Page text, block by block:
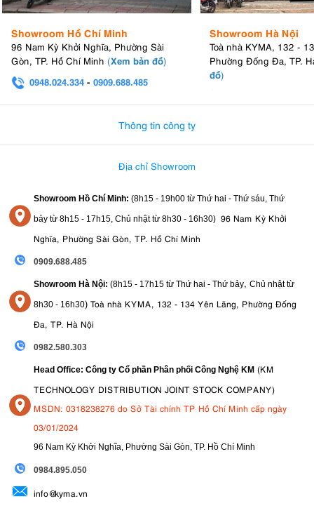
Showroom Hồ Chí Minh
96 Nam Kỳ Khởi Nghĩa, Phường Sài
Gòn, TP. Hồ Chí Minh (Xem bản đồ)
0948.024.334 - 0909.688.485
Showroom Hà Nội
Toà nhà KYMA, 132 -
Phường Đống Đa, TP.
đồ)
Thông tin công ty
Địa chỉ Showroom
Showroom Hồ Chí Minh: (8h15 - 19h00 từ Thứ hai - Thứ sáu, Thứ
bảy từ 8h15 - 17h15, Chủ nhật từ 8h30 - 16h30) 96 Nam Kỳ Khởi
Nghĩa, Phường Sài Gòn, TP. Hồ Chí Minh
0909.688.485
Showroom Hà Nội: (8h15 - 17h15 từ Thứ hai - Thứ bảy, Chủ nhật từ
8h30 - 16h30) Toà nhà KYMA, 132 - 134 Yên Lãng, Phường Đống
Đa, TP. Hà Nội
0982.580.303
Head Office: Công ty Cổ phần Phân phối Công Nghệ KM (KM
TECHNOLOGY DISTRIBUTION JOINT STOCK COMPANY)
MSDN: 0318238276 do Sở Tài chính TP Hồ Chí Minh cấp ngày
03/01/2024
96 Nam Kỳ Khởi Nghĩa, Phường Sài Gòn, TP. Hồ Chí Minh
0984.895.050
info@kyma.vn